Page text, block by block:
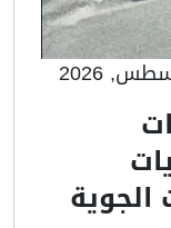
الجوية